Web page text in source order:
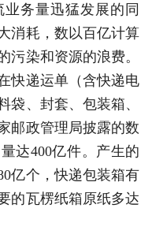
务量迅猛发展的同
消耗，数以百亿计算
污染和资源的浪费。
快递运单（含快递电
袋、封套、包装箱、
邮政管理局披露的数
达400亿件。产生的
亿个，快递包装箱有
的瓦楞纸箱原纸多达